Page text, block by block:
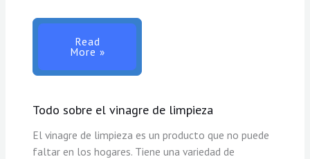
Read
More »
Todo sobre el vinagre de limpieza
El vinagre de limpieza es un producto que no puede
faltar en los hogares. Tiene una variedad de